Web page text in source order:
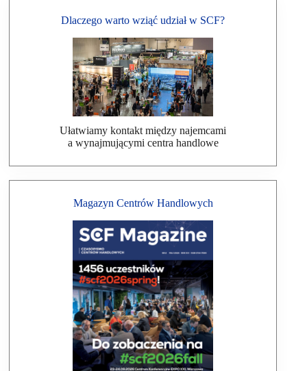
Dlaczego warto wziąć udział w SCF?
Ułatwiamy kontakt między najemcami
a wynajmującymi centra handlowe
Magazyn Centrów Handlowych